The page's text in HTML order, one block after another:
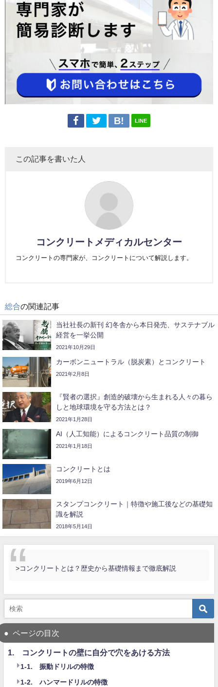
LINE
この記事を書いた人
コンクリートメディカルセンター
コンクリートの専門家が、コンクリートについて解説します。
総合の関連記事
当社社長の新刊 幻冬舎から本日発売、サステナブル
経営を一挙公開
2021年10月29日
カーボンニュートラル（脱炭素）とコンクリート
2021年2月8日
『賢者の選択』創造的破壊から生まれる人々の暮ら
しと地球環境を守る方法とは？
2021年1月28日
AI（人工知能）によるコンクリート品質の制御
2021年1月18日
コンクリートとは
2019年6月12日
スタンプコンクリート｜特徴や施工後などの基礎知
識を解説
2018年5月14日
>コンクリートとは？歴史から基礎情報まで徹底解説
ページの目次
1. コンクリートの壁に自分で穴をあける方法
1-1. 振動ドリルの特徴
1-2. ハンマードリルの特徴